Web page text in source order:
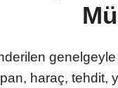
haraç, tehdit,